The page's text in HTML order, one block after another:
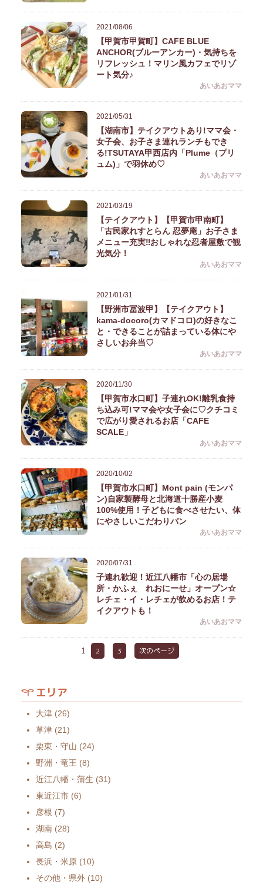
2021/08/06
【甲賀市甲賀町】CAFE BLUE
ANCHOR(ブルーアンカー)・気持ちを
リフレッシュ！マリン風カフェでリゾ
ート気分♪
あいあおママ
2021/05/31
【湖南市】テイクアウトあり!ママ会・
女子会、お子さま連れランチもでき
る!TSUTAYA甲西店内「Plume（プリ
ュム)」で羽休め♡
あいあおママ
2021/03/19
【テイクアウト】【甲賀市甲南町】
「古民家れすとらん 忍夢庵」お子さま
メニュー充実‼おしゃれな忍者屋敷で観
光気分！
あいあおママ
2021/01/31
【野洲市冨波甲】【テイクアウト】
kama-docoro(カマドコロ)の好きなこ
と・できることが詰まっている体にや
さしいお弁当♡
あいあおママ
2020/11/30
【甲賀市水口町】子連れOK!離乳食持
ち込み可!ママ会や女子会に♡クチコミ
で広がり愛されるお店「CAFE
SCALE」
あいあおママ
2020/10/02
【甲賀市水口町】Mont pain (モンパ
ン)自家製酵母と北海道十勝産小麦
100%使用！子どもに食べさせたい、体
にやさしいこだわりパン
あいあおママ
2020/07/31
子連れ歓迎！近江八幡市「心の居場
所・かふぇ れおにーせ」オープン☆
レチェ・イ・レチェが飲めるお店！テ
イクアウトも！
あいあおママ
1 2 3 次のページ
エリア
大津(26)
草津(21)
栗東・守山 (24)
野洲・竜王 (8)
近江八幡・蒲生 (31)
東近江市(6)
彦根 (7)
湖南(28)
高島 (2)
長浜・米原(10)
その他・県外(10)